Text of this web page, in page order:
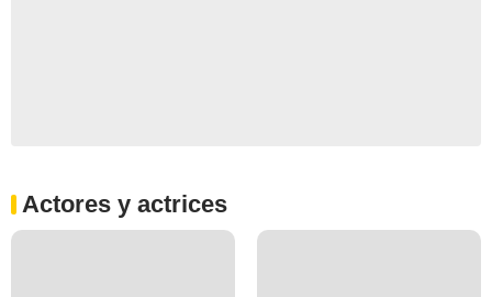
Actores y actrices